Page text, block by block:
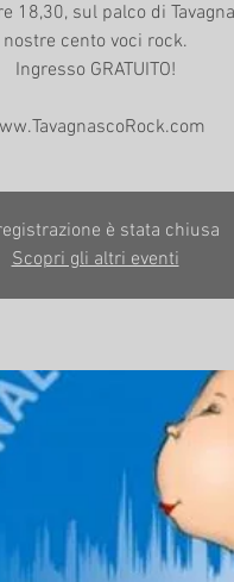
18,30, sul palco di
nostre cento voci rock.
Ingresso GRATUITO!
è stata chiusa
Scopri gli altri eventi